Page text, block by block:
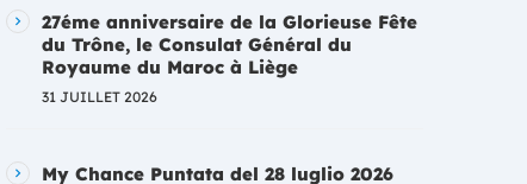
27éme anniversaire de la Glorieuse Fête
du Trône, le Consulat Général du
Royaume du Maroc à Liège
31 JUILLET 2026
My Chance Puntata del 28 luglio 2026